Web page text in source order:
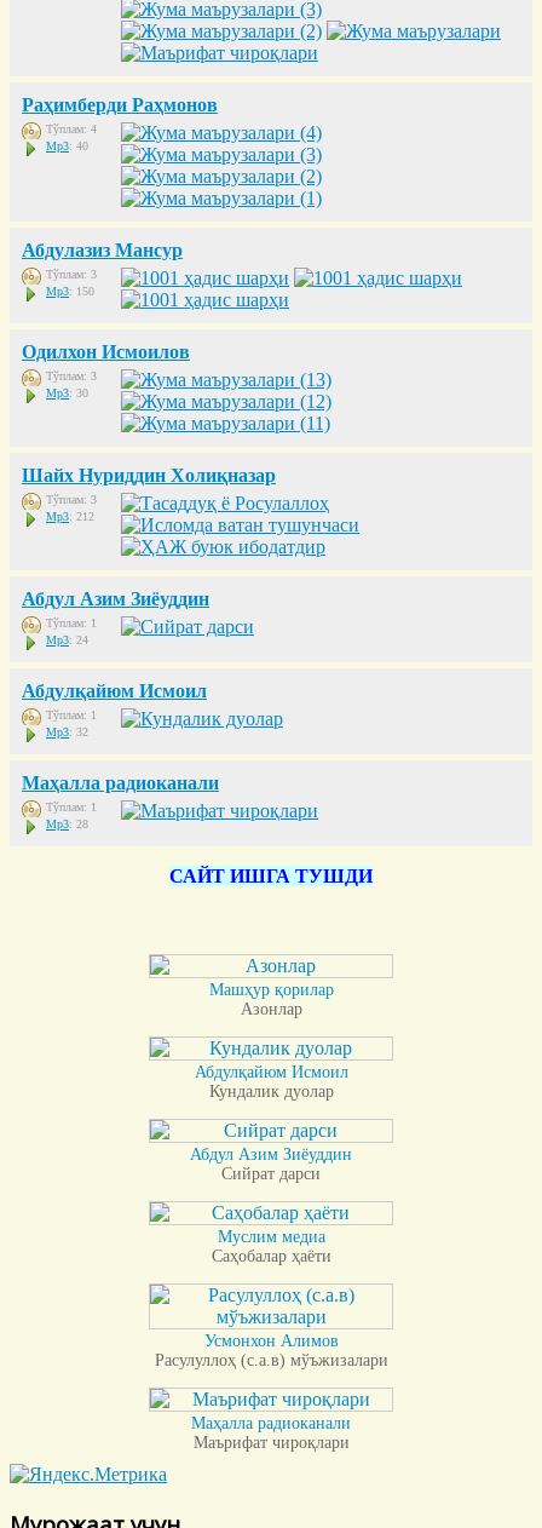
Раҳимберди Раҳмонов
Тўплам: 4
Mp3: 40
Абдулазиз Мансур
Тўплам: 3
Mp3: 150
Одилхон Исмоилов
Тўплам: 3
Mp3: 30
Шайх Нуриддин Холиқназар
Тўплам: 3
Mp3: 212
Абдул Азим Зиёуддин
Тўплам: 1
Mp3: 24
Абдулқайюм Исмоил
Тўплам: 1
Mp3: 32
Маҳалла радиоканали
Тўплам: 1
Mp3: 28
САЙТ ИШГА ТУШДИ
Машҳур қорилар
Азонлар
Абдулқайюм Исмоил
Кундалик дуолар
Абдул Азим Зиёуддин
Сийрат дарси
Муслим медиа
Саҳобалар ҳаёти
Усмонхон Алимов
Расулуллоҳ (с.а.в) мўъжизалари
Маҳалла радиоканали
Маърифат чироқлари